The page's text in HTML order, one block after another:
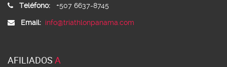
Teléfono: +507 6637-8745
Email: info@triathlonpanama.com
AFILIADOS A